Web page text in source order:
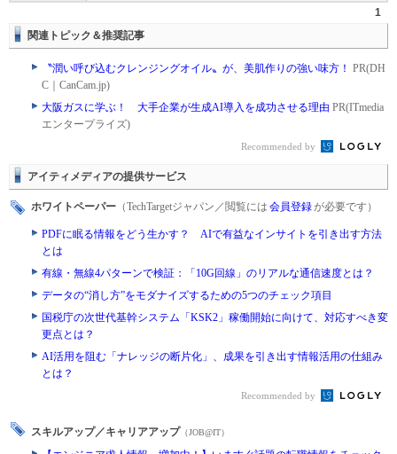
1
関連トピック＆推奨記事
〝潤い呼び込むクレンジングオイル〟が、美肌作りの強い味方！ PR(DH
C｜CanCam.jp)
大阪ガスに学ぶ！ 大手企業が生成AI導入を成功させる理由 PR(ITmedia
エンタープライズ)
Recommended by
アイティメディアの提供サービス
ホワイトペーパー （TechTargetジャパン／閲覧には 会員登録が必要です）
PDFに眠る情報をどう生かす？ AIで有益なインサイトを引き出す方法
とは
有線・無線4パターンで検証：「10G回線」のリアルな通信速度とは？
データの“消し方”をモダナイズするための5つのチェック項目
国税庁の次世代基幹システム「KSK2」稼働開始に向けて、対応すべき変
更点とは？
AI活用を阻む「ナレッジの断片化」、成果を引き出す情報活用の仕組み
とは？
Recommended by
スキルアップ／キャリアアップ （JOB@IT）